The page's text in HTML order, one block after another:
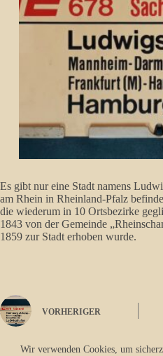
Wir verwenden Cookies, um
Es gibt nur eine Stadt namens
am Rhein in Rheinland-Pfalz
die wiederum in 10 Ortsbezirke
1843 von der Gemeinde
1859 zur Stadt erhoben wurde.
VORHERIGER